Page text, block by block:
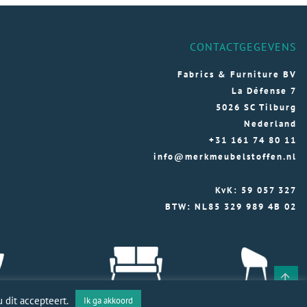
CONTACTGEGEVENS
Fabrics & Furniture BV
La Défense 7
5026 SC Tilburg
Nederland
+31 161 74 80 11
info@merkmeubelstoffen.nl
KvK: 59 057 327
BTW: NL85 329 989 4B 02
dit accepteert. Ik ga akkoord